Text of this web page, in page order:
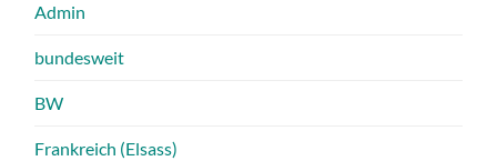
Admin
bundesweit
BW
Frankreich (Elsass)